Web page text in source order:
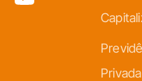
Privada